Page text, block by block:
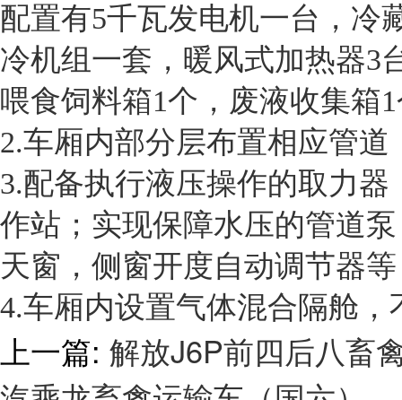
配置有5千瓦发电机一台，冷
冷机组一套，暖风式加热器3
喂食饲料箱1个，废液收集箱
2.车厢内部分层布置相应管道
3.配备执行液压操作的取力
作站；实现保障水压的管道
天窗，侧窗开度自动调节器
4.车厢内设置气体混合隔舱，
上一篇: 解放J6P前四后八畜